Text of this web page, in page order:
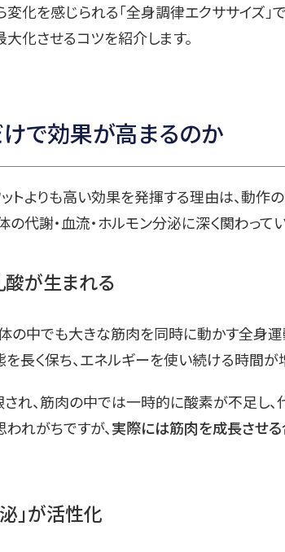
化を感じられる「全身調律エクササイズ」で
化させるコツを紹介します。
けで効果が高まるのか
トよりも高い効果を発揮する理由は、動作
体の代謝・血流・ホルモン分泌に深く関わって
酸が生まれる
の中でも大きな筋肉を同時に動かす全身運
長く保ち、エネルギーを使い続ける時間が
れ、筋肉の中では一時的に酸素が不足し
われがちですが、実際には筋肉を成長させ
」が活性化